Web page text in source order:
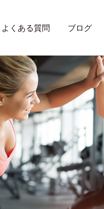
よくある質問 ブログ